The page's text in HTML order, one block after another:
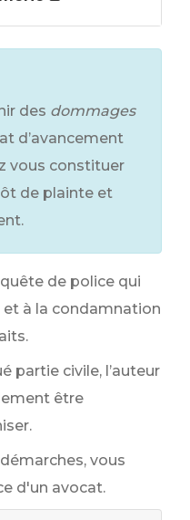
des dommages
d’avancement
vous constituer
de plainte et
de police qui
à la condamnation
partie civile, l’auteur
être
vous
d'un avocat.